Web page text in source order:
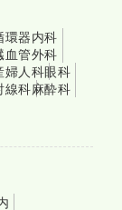
環器内科
血管外科
婦人科眼科
線科麻酔科